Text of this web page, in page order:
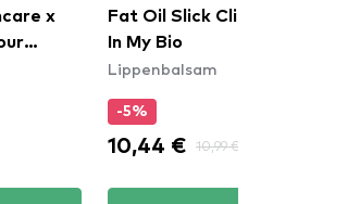
x
Fat Oil Slick Click - 05 Link
In My Bio
Lippenbalsam
-5%
10,44 € 10,99 €